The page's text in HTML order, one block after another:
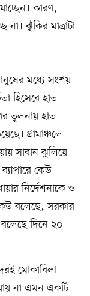
কারণ,
না। ঝুঁকির মাত্রাটা
মধ্যে সংশয়
হিসেবে হাত
তুলনায় হাত
গ্রামাঞ্চলে
সাবান ঝুলিয়ে
কেউ
নির্দেশনাকে ও
বলেছে, সরকার
দিনে ২০
মোকাবিলা
না এমন একটি